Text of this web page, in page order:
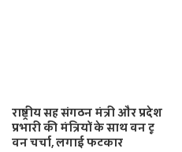
राष्ट्रीय सह संगठन मंत्री और प्रदेश
प्रभारी की मंत्रियों के साथ वन टू
वन चर्चा, लगाई फटकार